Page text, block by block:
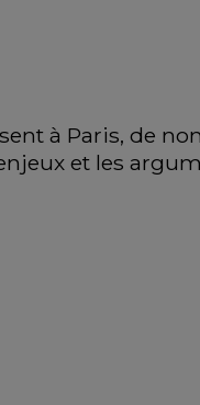
à Paris, de
et les